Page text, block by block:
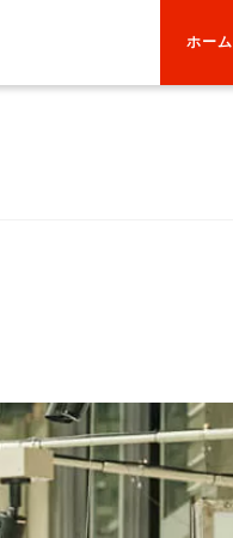
ホーム